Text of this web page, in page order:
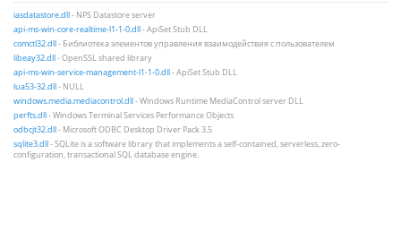
iasdatastore.dll- NPS Datastore server
api-ms-win-core-realtime-l1-1-0.dll- ApiSet Stub DLL
comctl32.dll- Библиотека элементов управления взаимодействия с пользователем
libeay32.dll- OpenSSL shared library
api-ms-win-service-management-l1-1-0.dll- ApiSet Stub DLL
lua53-32.dll- NULL
windows.media.mediacontrol.dll- Windows Runtime MediaControl server DLL
perfts.dll- Windows Terminal Services Performance Objects
odbcjt32.dll- Microsoft ODBC Desktop Driver Pack 3.5
sqlite3.dll- SQLite is a software library that implements a self-contained, serverless, zero-
configuration, transactional SQL database engine.